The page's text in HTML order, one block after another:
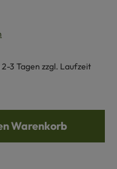
3 Tagen zzgl. Laufzeit
gewünschten
Warenkorb